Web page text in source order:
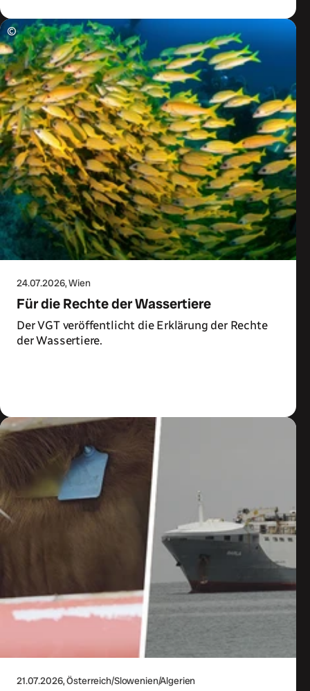
©
24.07.2026, Wien
Für die Rechte der Wassertiere
Der VGT veröffentlicht die Erklärung der Rechte
der Wassertiere.
21.07.2026, Österreich/Slowenien/Algerien